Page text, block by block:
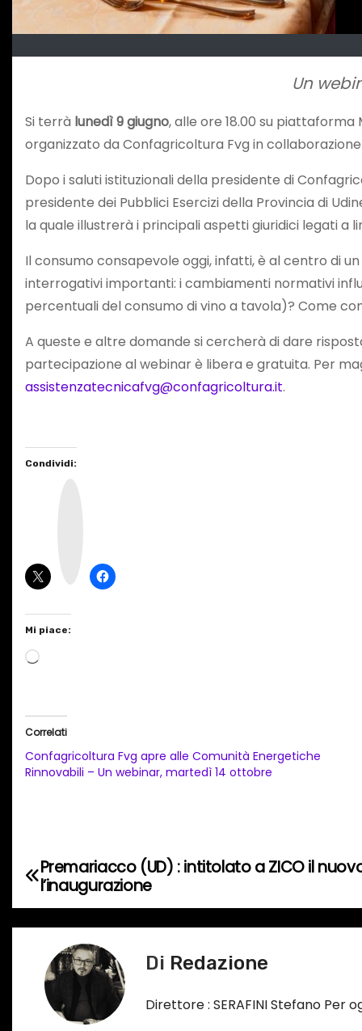
Un
Si terrà lunedì 9 giugno, alle ore 18.00 su piattaforma
organizzato da Confagricoltura Fvg in
Dopo i saluti istituzionali della presidente di
presidente dei Pubblici Esercizi della Provincia di
la quale illustrerà i principali aspetti giuridici legati a
Il consumo consapevole oggi, infatti, è al centro di
interrogativi importanti: i cambiamenti normativi
percentuali del consumo di vino a tavola)? Come
A queste e altre domande si cercherà di dare
partecipazione al webinar è libera e gratuita. Per
assistenzatecnicafvg@confagricoltura.it.
Condividi:
Mi piace:
C
a
t
o
i
n
o
Correlati
Confagricoltura Fvg apre alle Comunità Energetiche
Rinnovabili – Un webinar, martedì 14 ottobre
N
a
Premariacco (UD) : intitolato a ZICO il
l’inaugurazione
Di Redazione
Direttore : SERAFINI Stefano